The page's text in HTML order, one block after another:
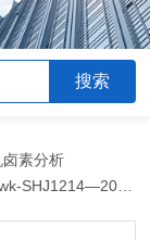
素分析
SHJ1214—2021